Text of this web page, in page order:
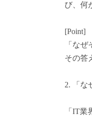
び、何
[Point]
「な
その答
2. 「な
「IT